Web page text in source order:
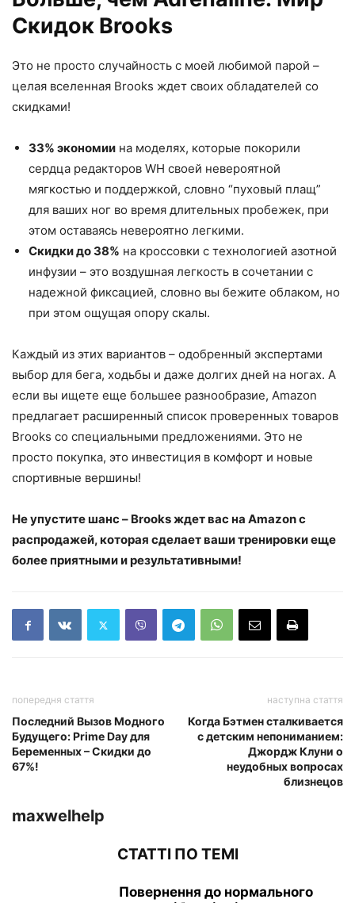
Скидок Brooks
Это не просто случайность с моей любимой парой –
целая вселенная Brooks ждет своих обладателей со
скидками!
33% экономии на моделях, которые покорили
сердца редакторов WH своей невероятной
мягкостью и поддержкой, словно “пуховый плащ”
для ваших ног во время длительных пробежек, при
этом оставаясь невероятно легкими.
Скидки до 38% на кроссовки с технологией азотной
инфузии – это воздушная легкость в сочетании с
надежной фиксацией, словно вы бежите облаком, но
при этом ощущая опору скалы.
Каждый из этих вариантов – одобренный экспертами
выбор для бега, ходьбы и даже долгих дней на ногах. А
если вы ищете еще большее разнообразие, Amazon
предлагает расширенный список проверенных товаров
Brooks со специальными предложениями. Это не
просто покупка, это инвестиция в комфорт и новые
спортивные вершины!
Не упустите шанс – Brooks ждет вас на Amazon с
распродажей, которая сделает ваши тренировки еще
более приятными и результативными!
попередня стаття
Последний Вызов Модного
Будущего: Prime Day для
Беременных – Скидки до
67%!
наступна стаття
Когда Бэтмен сталкивается
с детским непониманием:
Джордж Клуни о
неудобных вопросах
близнецов
maxwelhelp
СТАТТІ ПО ТЕМІ
Повернення до нормального